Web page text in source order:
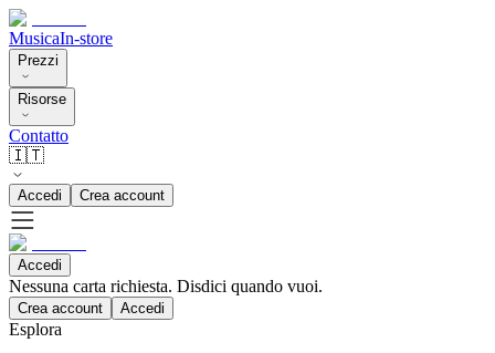
MusicaIn-store
Prezzi
Risorse
Contatto
🇮🇹
Accedi Crea account
Accedi
Nessuna carta richiesta. Disdici quando vuoi.
Crea account Accedi
Esplora